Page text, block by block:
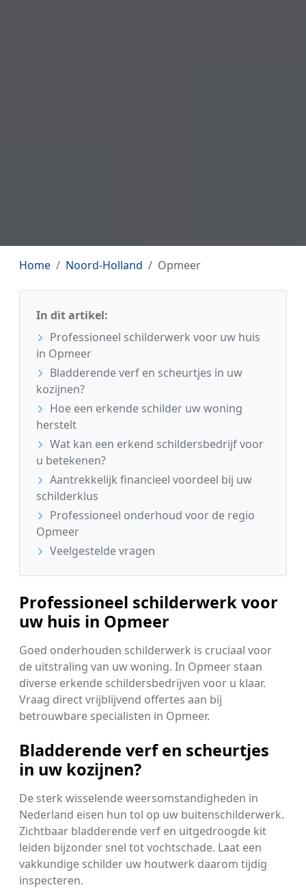
Home Noord-Holland Opmeer
In dit artikel:
Professioneel schilderwerk voor uw huis
in Opmeer
Bladderende verf en scheurtjes in uw
kozijnen?
Hoe een erkende schilder uw woning
herstelt
Wat kan een erkend schildersbedrijf voor
u betekenen?
Aantrekkelijk financieel voordeel bij uw
schilderklus
Professioneel onderhoud voor de regio
Opmeer
Veelgestelde vragen
Professioneel schilderwerk voor
uw huis in Opmeer
Goed onderhouden schilderwerk is cruciaal voor
de uitstraling van uw woning. In Opmeer staan
diverse erkende schildersbedrijven voor u klaar.
Vraag direct vrijblijvend offertes aan bij
betrouwbare specialisten in Opmeer.
Bladderende verf en scheurtjes
in uw kozijnen?
De sterk wisselende weersomstandigheden in
Nederland eisen hun tol op uw buitenschilderwerk.
Zichtbaar bladderende verf en uitgedroogde kit
leiden bijzonder snel tot vochtschade. Laat een
vakkundige schilder uw houtwerk daarom tijdig
inspecteren.